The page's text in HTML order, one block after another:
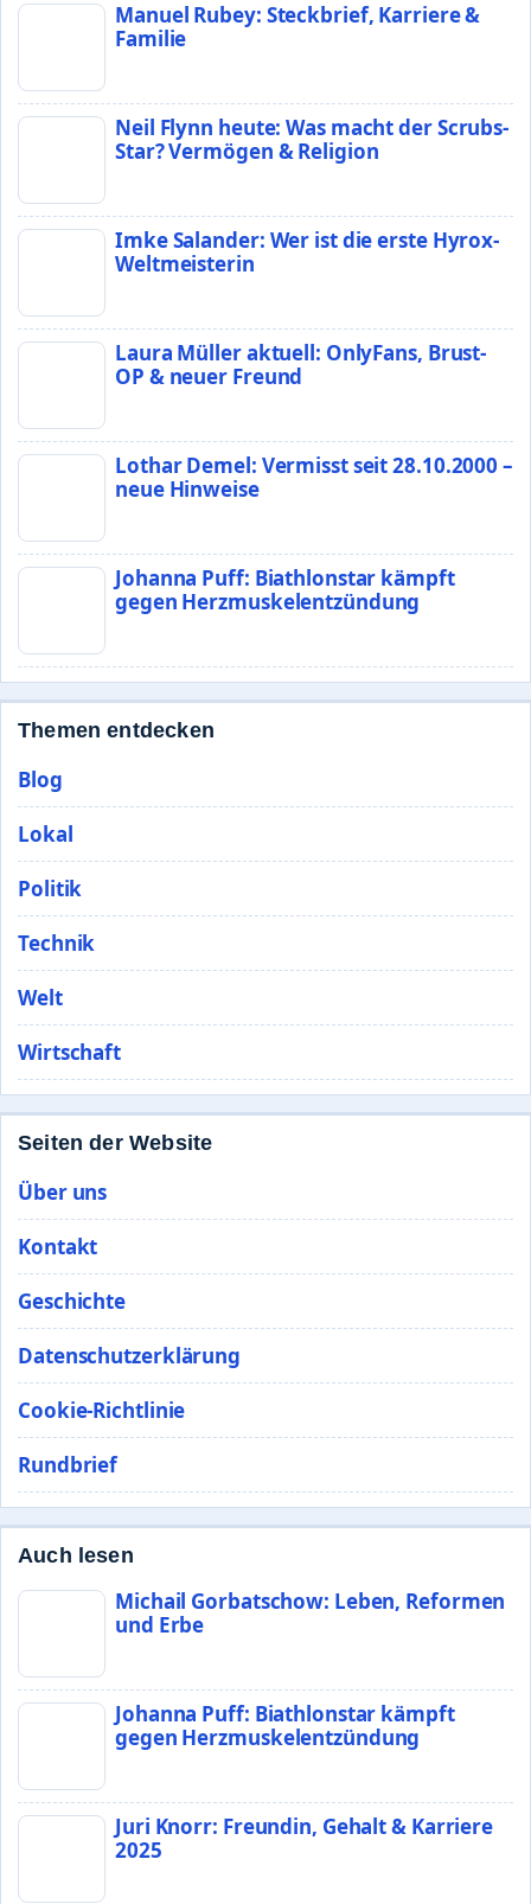
Manuel Rubey: Steckbrief, Karriere &
Familie
Neil Flynn heute: Was macht der Scrubs-
Star? Vermögen & Religion
Imke Salander: Wer ist die erste Hyrox-
Weltmeisterin
Laura Müller aktuell: OnlyFans, Brust-
OP & neuer Freund
Lothar Demel: Vermisst seit 28.10.2000 –
neue Hinweise
Johanna Puff: Biathlonstar kämpft
gegen Herzmuskelentzündung
Themen entdecken
Blog
Lokal
Politik
Technik
Welt
Wirtschaft
Seiten der Website
Über uns
Kontakt
Geschichte
Datenschutzerklärung
Cookie-Richtlinie
Rundbrief
Auch lesen
Michail Gorbatschow: Leben, Reformen
und Erbe
Johanna Puff: Biathlonstar kämpft
gegen Herzmuskelentzündung
Juri Knorr: Freundin, Gehalt & Karriere
2025